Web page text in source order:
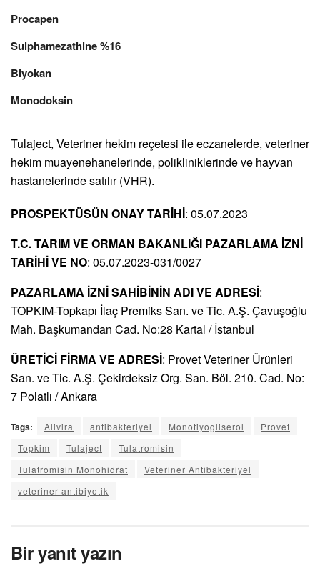
Procapen
Sulphamezathine %16
Biyokan
Monodoksin
Tulaject, Veteriner hekim reçetesi ile eczanelerde, veteriner
hekim muayenehanelerinde, polikliniklerinde ve hayvan
hastanelerinde satılır (VHR).
PROSPEKTÜSÜN ONAY TARİHİ: 05.07.2023
T.C. TARIM VE ORMAN BAKANLIĞI PAZARLAMA İZNİ
TARİHİ VE NO: 05.07.2023-031/0027
PAZARLAMA İZNİ SAHİBİNİN ADI VE ADRESİ:
TOPKIM-Topkapı İlaç Premiks San. ve Tic. A.Ş. Çavuşoğlu
Mah. Başkumandan Cad. No:28 Kartal / İstanbul
ÜRETİCİ FİRMA VE ADRESİ: Provet Veteriner Ürünleri
San. ve Tic. A.Ş. Çekirdeksiz Org. San. Böl. 210. Cad. No:
7 Polatlı / Ankara
Tags: Alivira antibakteriyel Monotiyogliserol
Provet
Topkim
Tulaject
Tulatromisin
Tulatromisin Monohidrat
Veteriner Antibakteriyel
veteriner antibiyotik
Bir yanıt yazın